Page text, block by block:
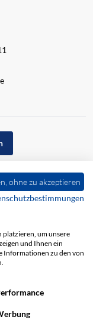
ohne zu akzeptieren
platzieren, um unsere
und Ihnen ein
Informationen zu den von